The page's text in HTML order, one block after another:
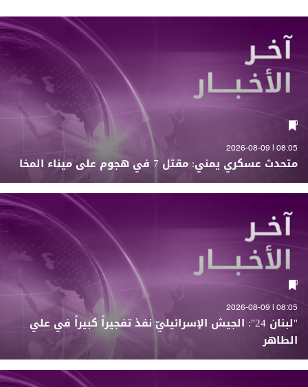
08:05 | 2026-08-09
متحدث عسكري يمني: مقتل 7 في هجوم على ميناء المخا
08:05 | 2026-08-09
"لبنان 24": الجيش الإسرائيليّ نفذ تفجيراً كبيراً في علي
الطاهر